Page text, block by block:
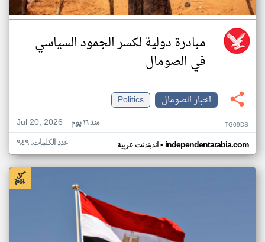
مبادرة دولية لكسر الجمود السياسي
في الصومال
اخبار الصومال
Politics
Jul 20, 2026
منذ ١٦ يوم TG09DS
اندبندنت عربية• independentarabia.com عدد الكلمات: ٩٤٩